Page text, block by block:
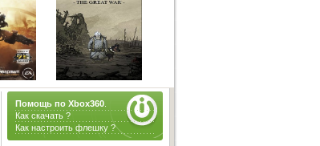
Помощь по Xbox360.
Как скачать ?
Как настроить флешку ?